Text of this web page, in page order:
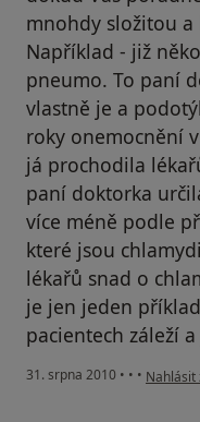
mnohdy složitou
Například - již
pneumo. To paní
vlastně je a
roky onemocnění
já prochodila
paní doktorka
více méně podle
které jsou
lékařů snad o
je jen jeden
pacientech záleží
31. srpna 2010 • • • podle
Nahlásit